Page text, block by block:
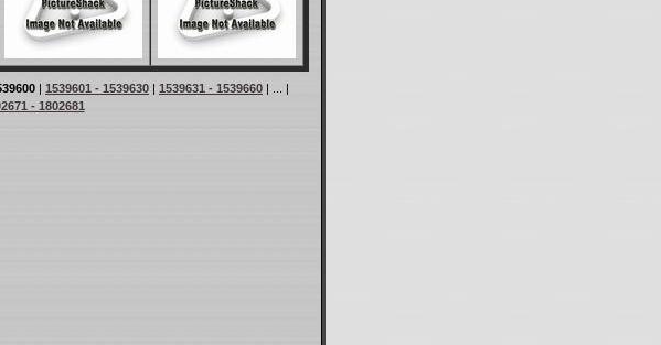
| 1539601 - 1539630 | 1539631 - 1539660 | ... |
- 1802681